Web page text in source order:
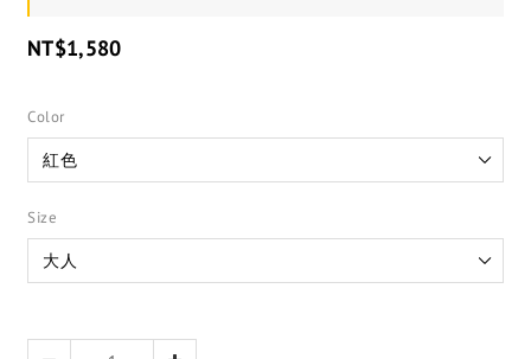
NT$1,580
Color
Size